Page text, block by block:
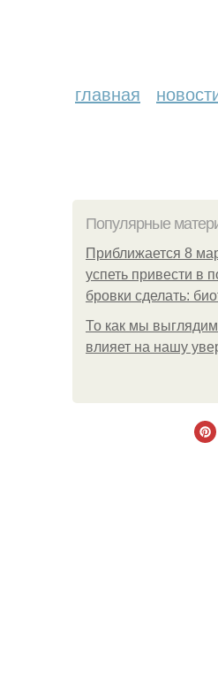
главная
Популярные
Приближается 8
успеть привести в
бровки сделать:
То как мы
влияет на нашу